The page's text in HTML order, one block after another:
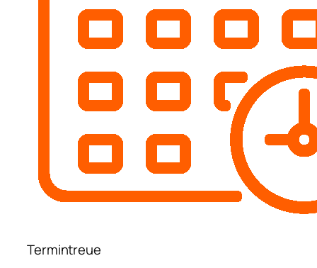
Termintreue